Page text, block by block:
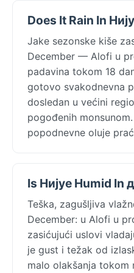
Does It Rain In
Jake sezonske kiše
December — Alofi u
padavina tokom 18
gotovo svakodnevna
dosledan u većini
pogođenih
popodnevne oluje
Is Нијуе Humid In
Teška, zagušljiva
December: u Alofi u
zasićujući uslovi
je gust i težak od
malo olakšanja tokom